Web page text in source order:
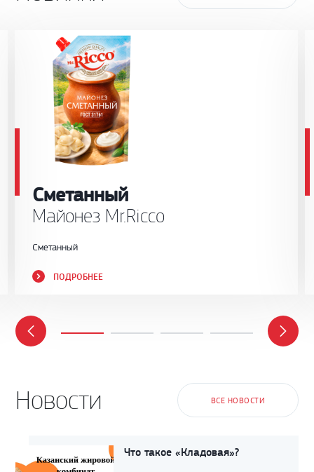
Сметанный
Майонез Mr.Ricco
Сметанный
ПОДРОБНЕЕ
Новости ВСЕ НОВОСТИ
Что такое «Кладовая»?